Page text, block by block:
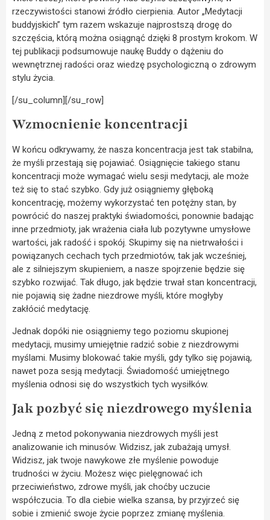
rzeczywistości stanowi źródło cierpienia. Autor „Medytacji
buddyjskich” tym razem wskazuje najprostszą drogę do
szczęścia, którą można osiągnąć dzięki 8 prostym krokom. W
tej publikacji podsumowuje naukę Buddy o dążeniu do
wewnętrznej radości oraz wiedzę psychologiczną o zdrowym
stylu życia.
[/su_column][/su_row]
Wzmocnienie koncentracji
W końcu odkrywamy, że nasza koncentracja jest tak stabilna,
że myśli przestają się pojawiać. Osiągnięcie takiego stanu
koncentracji może wymagać wielu sesji medytacji, ale może
też się to stać szybko. Gdy już osiągniemy głęboką
koncentrację, możemy wykorzystać ten potężny stan, by
powrócić do naszej praktyki świadomości, ponownie badając
inne przedmioty, jak wrażenia ciała lub pozytywne umysłowe
wartości, jak radość i spokój. Skupimy się na nietrwałości i
powiązanych cechach tych przedmiotów, tak jak wcześniej,
ale z silniejszym skupieniem, a nasze spojrzenie będzie się
szybko rozwijać. Tak długo, jak będzie trwał stan koncentracji,
nie pojawią się żadne niezdrowe myśli, które mogłyby
zakłócić medytację.
Jednak dopóki nie osiągniemy tego poziomu skupionej
medytacji, musimy umiejętnie radzić sobie z niezdrowymi
myślami. Musimy blokować takie myśli, gdy tylko się pojawią,
nawet poza sesją medytacji. Świadomość umiejętnego
myślenia odnosi się do wszystkich tych wysiłków.
Jak pozbyć się niezdrowego myślenia
Jedną z metod pokonywania niezdrowych myśli jest
analizowanie ich minusów. Widzisz, jak zubażają umysł.
Widzisz, jak twoje nawykowe złe myślenie powoduje
trudności w życiu. Możesz więc pielęgnować ich
przeciwieństwo, zdrowe myśli, jak choćby uczucie
współczucia. To dla ciebie wielka szansa, by przyjrzeć się
sobie i zmienić swoje życie poprzez zmianę myślenia.